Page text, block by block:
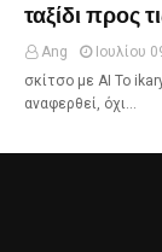
ταξίδι προς
Ang
Ιουλίου
σκίτσο με ΑΙ Το
αναφερθεί, όχι…